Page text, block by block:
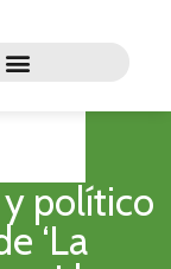
político
‘La